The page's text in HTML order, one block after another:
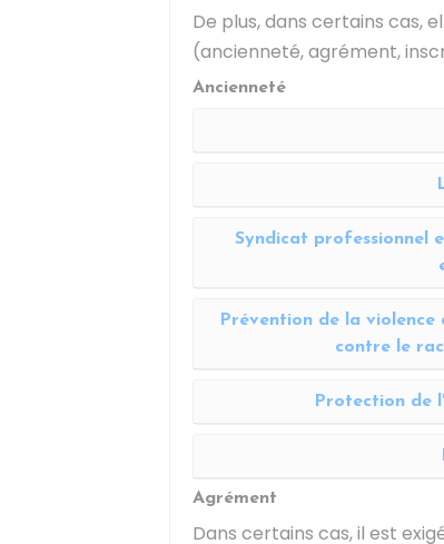
De plus, dans certains cas,
(ancienneté, agrément,
Ancienneté
Syndicat professionnel
Prévention de la
contre le
Protection de
Agrément
Dans certains cas, il est